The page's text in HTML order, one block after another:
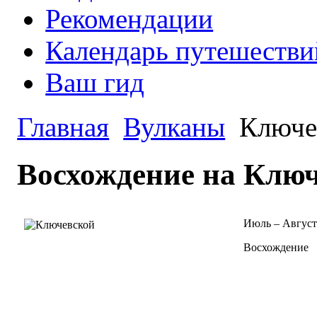
Рекомендации
Календарь
Ваш гид
Главная Вулканы
Восхождение на
Июль – Август
Восхождение